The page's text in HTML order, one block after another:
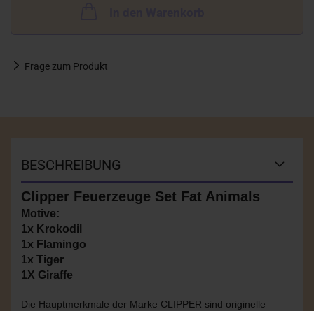
Frage zum Produkt
BESCHREIBUNG
Clipper Feuerzeuge Set Fat Animals
Motive:
1x Krokodil
1x Flamingo
1x Tiger
1X Giraffe
Die Hauptmerkmale der Marke CLIPPER sind originelle